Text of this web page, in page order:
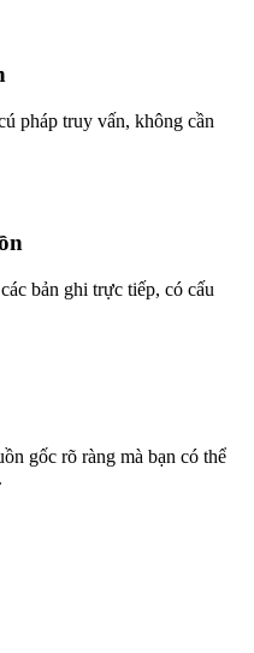
pháp truy vấn, không cần
bản ghi trực tiếp, có cấu
gốc rõ ràng mà bạn có thể